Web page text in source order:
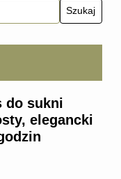
do sukni
elegancki